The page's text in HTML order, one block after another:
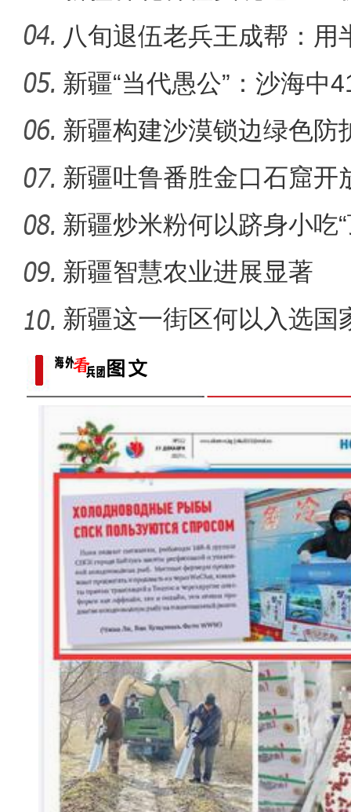
【与你为邻】哈萨克斯坦雪
八旬退伍老兵王成帮：用
装
新疆“当代愚公”：沙海中
新疆构建沙漠锁边绿色防
化”到“产
新疆吐鲁番胜金口石窟开
新疆炒米粉何以跻身小吃
新疆智慧农业进展显著
新疆这一街区何以入选国
单？